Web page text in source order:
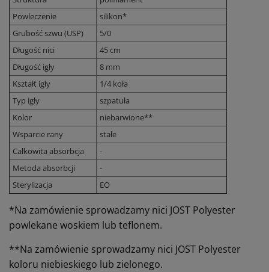
Powleczenie
silikon*
Grubość szwu (USP)
5/0
Długość nici
45 cm
Długość igły
8 mm
Kształt igły
1/4 koła
Typ igły
szpatuła
Kolor
niebarwione**
Wsparcie rany
stałe
Całkowita absorbcja
-
Metoda absorbcji
-
Sterylizacja
EO
*Na zamówienie sprowadzamy nici JOST Polyester
powlekane woskiem lub teflonem.
**Na zamówienie sprowadzamy nici JOST Polyester
koloru niebieskiego lub zielonego.